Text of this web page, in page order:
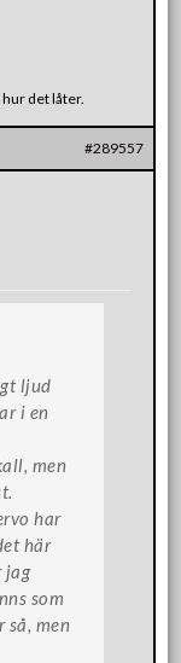
det låter.
#289557
ljud
i en
men
har
här
jag
som
så, men